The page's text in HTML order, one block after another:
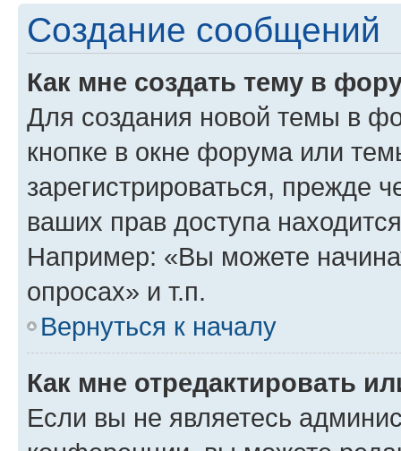
Создание сообщений
Как мне создать тему в
Для создания новой темы в
кнопке в окне форума или
зарегистрироваться, прежде
ваших прав доступа
Например: «Вы можете
опросах» и т.п.
Вернуться к началу
Как мне отредактировать
Если вы не являетесь